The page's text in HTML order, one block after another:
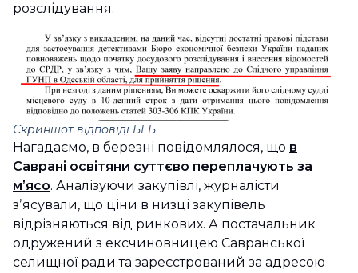
розслідування.
Скриншот відповіді БЕБ
Нагадаємо, в березні повідомлялося, що в
Саврані освітяни суттєво переплачують за
мʼясо. Аналізуючи закупівлі, журналісти
зʼясували, що ціни в низці закупівель
відрізняються від ринкових. А постачальник
одружений з ексчиновницею Савранської
селищної ради та зареєстрований за адресою